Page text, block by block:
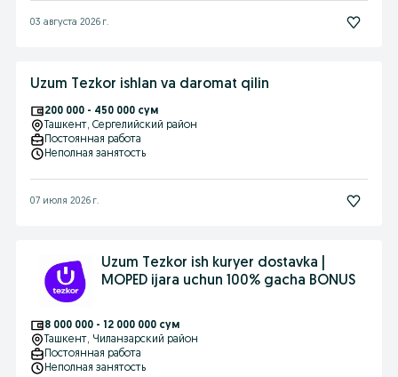
03 августа 2026 г.
Uzum Tezkor ishlan va daromat qilin
200 000 - 450 000 сум
Ташкент, Сергелийский район
Постоянная работа
Неполная занятость
07 июля 2026 г.
Uzum Tezkor ish kuryer dostavka |
MOPED ijara uchun 100% gacha BONUS
8 000 000 - 12 000 000 сум
Ташкент, Чиланзарский район
Постоянная работа
Неполная занятость